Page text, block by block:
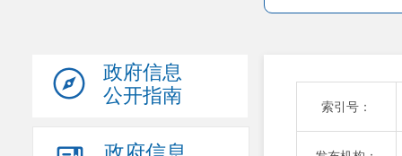
政府信息
公开指南
索引号：